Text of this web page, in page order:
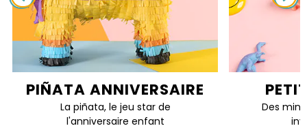
PIÑATA ANNIVERSAIRE
La piñata, le jeu star de
l'anniversaire enfant
Des mini